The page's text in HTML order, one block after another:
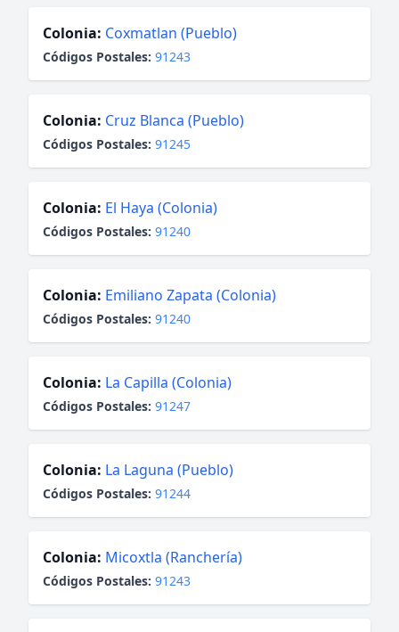
Colonia: Coxmatlan (Pueblo)
Códigos Postales: 91243
Colonia: Cruz Blanca (Pueblo)
Códigos Postales: 91245
Colonia: El Haya (Colonia)
Códigos Postales: 91240
Colonia: Emiliano Zapata (Colonia)
Códigos Postales: 91240
Colonia: La Capilla (Colonia)
Códigos Postales: 91247
Colonia: La Laguna (Pueblo)
Códigos Postales: 91244
Colonia: Micoxtla (Ranchería)
Códigos Postales: 91243